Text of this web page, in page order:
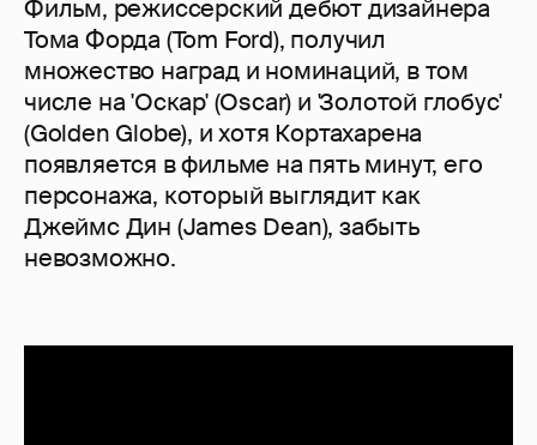
Фильм, режиссерский дебют дизайнера
Тома Форда (Tom Ford), получил
множество наград и номинаций, в том
числе на 'Оскар' (Oscar) и 'Золотой глобус'
(Golden Globe), и хотя Кортахарена
появляется в фильме на пять минут, его
персонажа, который выглядит как
Джеймс Дин (James Dean), забыть
невозможно.